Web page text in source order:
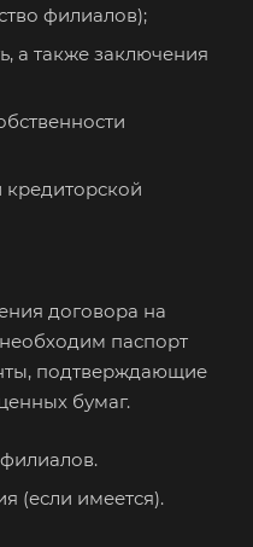
филиалов);
а также заключения
договора на
паспорт
подтверждающие
бумаг.
(если имеется).